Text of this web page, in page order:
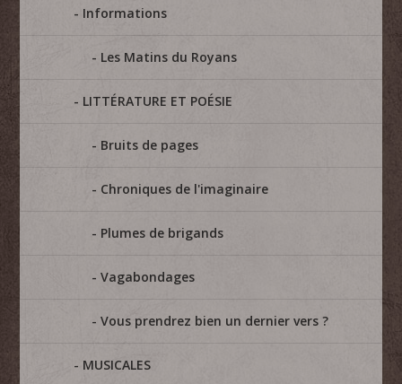
Informations
Les Matins du Royans
LITTÉRATURE ET POÉSIE
Bruits de pages
Chroniques de l'imaginaire
Plumes de brigands
Vagabondages
Vous prendrez bien un dernier vers ?
MUSICALES